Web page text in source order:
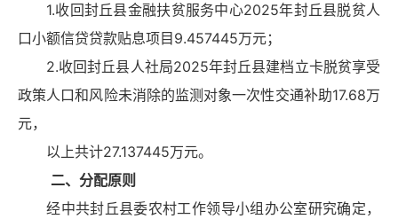
1.收回封丘县金融扶贫服务中心2025年封丘县脱贫人
口小额信贷贷款贴息项目9.457445万元；
2.收回封丘县人社局2025年封丘县建档立卡脱贫享受
政策人口和风险未消除的监测对象一次性交通补助17.68万
元，
以上共计27.137445万元。
二、分配原则
经中共封丘县委农村工作领导小组办公室研究确定，